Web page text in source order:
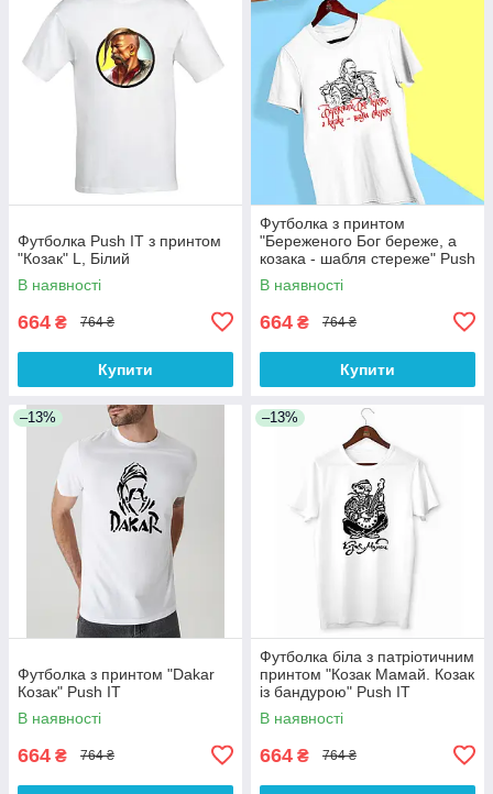
Футболка Push IT з принтом
"Козак" L, Білий
В наявності
664 ₴ 764 ₴
Купити
Футболка з принтом
"Береженого Бог береже, а
козака - шабля стереже" Push
IT
В наявності
664 ₴ 764 ₴
Купити
–13%
Футболка з принтом "Dakar
Козак" Push IT
В наявності
664 ₴ 764 ₴
–13%
Футболка біла з патріотичним
принтом "Козак Мамай. Козак
із бандурою" Push IT
В наявності
664 ₴ 764 ₴